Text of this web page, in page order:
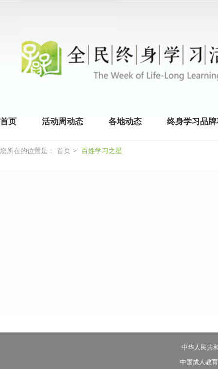
首页 活动周动态 各地动态 终身学习品
您所在的位置是： 首页 > 百姓学习之星
中华人民共
中国成人教